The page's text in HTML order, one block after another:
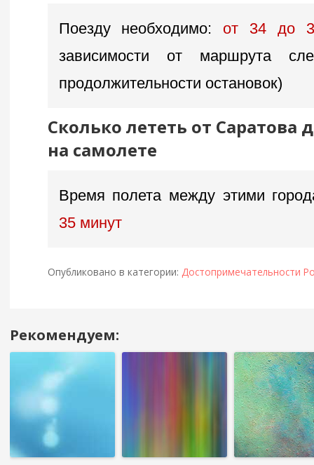
Поезду необходимо: от 34 до
зависимости от маршрута
продолжительности остановок)
Сколько лететь от Саратова
на самолете
Время полета между этими
35 минут
Опубликовано в категории: Достопримечательности
Навигация
в
посте
Рекомендуем: